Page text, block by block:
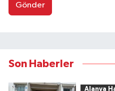
Gönder
Son Haberler
Alanya